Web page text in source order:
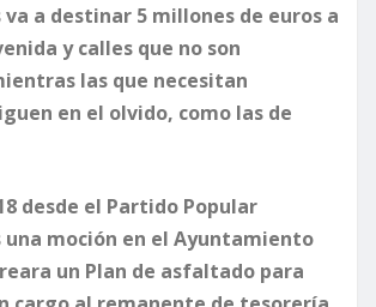
va a destinar 5 millones de euros a
y calles que no son
las que necesitan
en el olvido, como las de
desde el Partido Popular
moción en el Ayuntamiento
un Plan de asfaltado para